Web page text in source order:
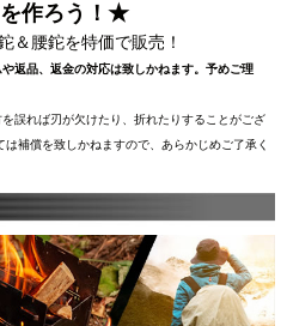
作ろう！★
＆腰鉈を特価で販売！
返品、返金の対応は致しかねます。予めご理
誤れば刃が欠けたり、折れたりすることがござ
補償を致しかねますので、あらかじめご了承く